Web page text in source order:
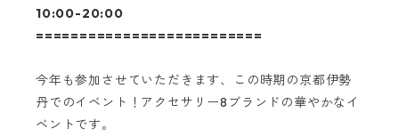
10:00-20:00
==========================
今年も参加させていただきます、この時期の京都伊勢
丹でのイベント！アクセサリー8ブランドの華やかなイ
ベントです。